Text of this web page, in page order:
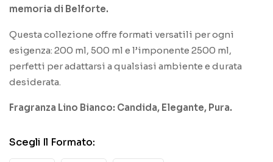
memoria di Belforte.
Questa collezione offre formati versatili per ogni
esigenza: 200 ml, 500 ml e l’imponente 2500 ml,
perfetti per adattarsi a qualsiasi ambiente e durata
desiderata.
Fragranza Lino Bianco: Candida, Elegante, Pura.
Scegli Il Formato: